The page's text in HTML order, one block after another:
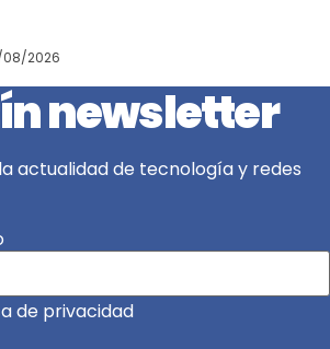
2026
newsletter
actualidad de tecnología y redes
de privacidad